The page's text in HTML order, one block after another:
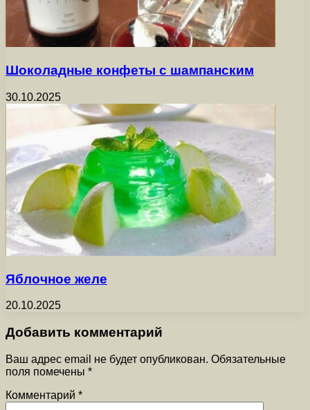
Шоколадные конфеты с шампанским
30.10.2025
Яблочное желе
20.10.2025
Добавить комментарий
Ваш адрес email не будет опубликован. Обязательные
поля помечены *
Комментарий *